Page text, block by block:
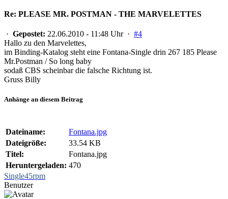
Re: PLEASE MR. POSTMAN - THE MARVELETTES
· Gepostet: 22.06.2010 - 11:48 Uhr · #4
Hallo zu den Marvelettes,
im Binding-Katalog steht eine Fontana-Single drin 267 185 Please
Mr.Postman / So long baby
sodaß CBS scheinbar die falsche Richtung ist.
Gruss Billy
Anhänge an diesem Beitrag
Dateiname:
Fontana.jpg
Dateigröße:
33.54 KB
Titel:
Fontana.jpg
Heruntergeladen: 470
Single45rpm
Benutzer